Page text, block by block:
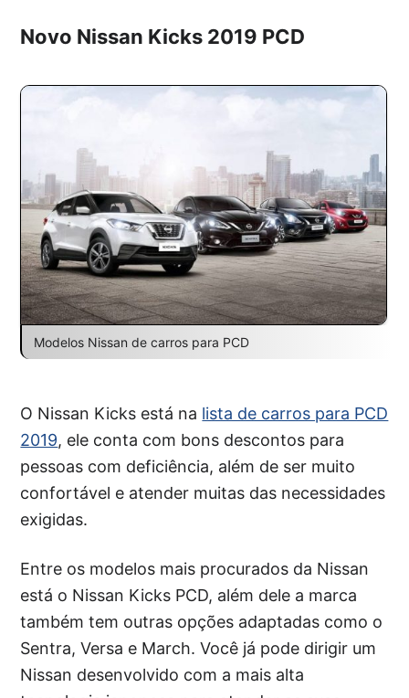
Novo Nissan Kicks 2019 PCD
Modelos Nissan de carros para PCD
O Nissan Kicks está na lista de carros para PCD
2019, ele conta com bons descontos para
pessoas com deficiência, além de ser muito
confortável e atender muitas das necessidades
exigidas.
Entre os modelos mais procurados da Nissan
está o Nissan Kicks PCD, além dele a marca
também tem outras opções adaptadas como o
Sentra, Versa e March. Você já pode dirigir um
Nissan desenvolvido com a mais alta